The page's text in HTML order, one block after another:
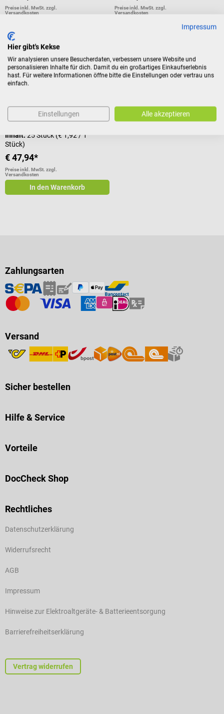
Preise inkl. MwSt. zzgl.
Versandkosten
Preise inkl. MwSt. zzgl.
Versandkosten
In den Warenkorb
SmartSafe
Dokumenten- und
Mit individuellem Barcode-
Tracking-System
Inhalt: 25 Stück(€ 1,92 / 1
Stück)
€ 47,94*
Preise inkl. MwSt. zzgl.
Versandkosten
In den Warenkorb
Zahlungsarten
Versand
Sicher bestellen
Hilfe & Service
Vorteile
DocCheck Shop
Rechtliches
Datenschutzerklärung
Widerrufsrecht
AGB
Impressum
Hinweise zur Elektroaltgeräte- & Batterieentsorgung
Barrierefreiheitserklärung
Vertrag widerrufen
Impressum
Hier gibt's Kekse
Wir analysieren unsere Besucherdaten, verbessern unsere Website und
personalisieren Inhalte für dich. Damit du ein großartiges Einkaufserlebnis
hast. Für weitere Informationen öffne bitte die Einstellungen oder vertrau uns
einfach.
Einstellungen Alle akzeptieren